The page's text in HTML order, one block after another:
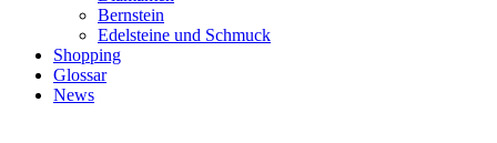
Bernstein
Edelsteine und Schmuck
Shopping
Glossar
News